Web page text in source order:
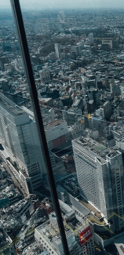
火
車
一
次
滿
足，
適
合
邊
走
邊
拍
邊
散
步